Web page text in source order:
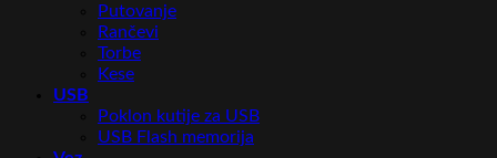
Putovanje
Rančevi
Torbe
Kese
USB
Poklon kutije za USB
USB Flash memorija